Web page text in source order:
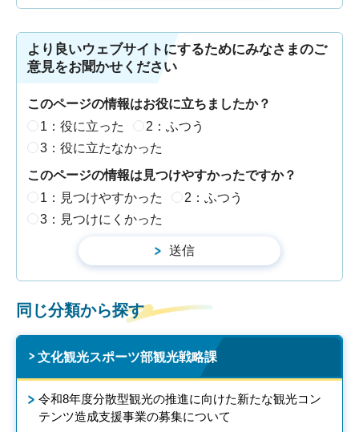
より良いウェブサイトにするためにみなさまのご
意見をお聞かせください
このページの情報はお役に立ちましたか？
1：役に立った
2：ふつう
3：役に立たなかった
このページの情報は見つけやすかったですか？
1：見つけやすかった
2：ふつう
3：見つけにくかった
同じ分類から探す
文化観光スポーツ部観光戦略課
令和8年度分散型観光の推進に向けた新たな観光コン
テンツ造成支援事業の募集について